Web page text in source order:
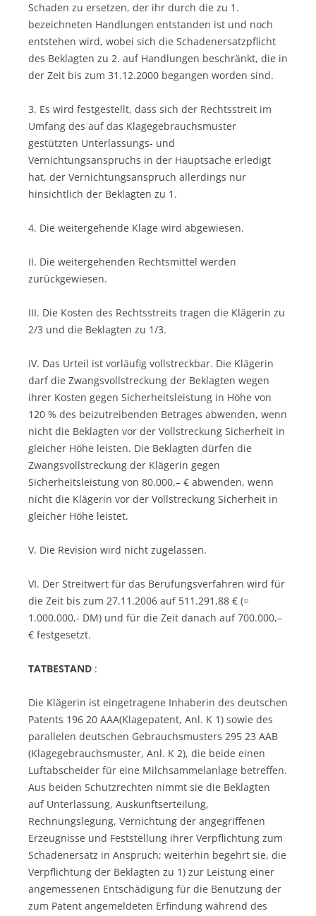
Schaden zu ersetzen, der ihr durch die zu 1.
bezeichneten Handlungen entstanden ist und noch
entstehen wird, wobei sich die Schadenersatzpflicht
des Beklagten zu 2. auf Handlungen beschränkt, die in
der Zeit bis zum 31.12.2000 begangen worden sind.
3. Es wird festgestellt, dass sich der Rechtsstreit im
Umfang des auf das Klagegebrauchsmuster
gestützten Unterlassungs- und
Vernichtungsanspruchs in der Hauptsache erledigt
hat, der Vernichtungsanspruch allerdings nur
hinsichtlich der Beklagten zu 1.
4. Die weitergehende Klage wird abgewiesen.
II. Die weitergehenden Rechtsmittel werden
zurückgewiesen.
III. Die Kosten des Rechtsstreits tragen die Klägerin zu
2/3 und die Beklagten zu 1/3.
IV. Das Urteil ist vorläufig vollstreckbar. Die Klägerin
darf die Zwangsvollstreckung der Beklagten wegen
ihrer Kosten gegen Sicherheitsleistung in Höhe von
120 % des beizutreibenden Betrages abwenden, wenn
nicht die Beklagten vor der Vollstreckung Sicherheit in
gleicher Höhe leisten. Die Beklagten dürfen die
Zwangsvollstreckung der Klägerin gegen
Sicherheitsleistung von 80.000,– € abwenden, wenn
nicht die Klägerin vor der Vollstreckung Sicherheit in
gleicher Höhe leistet.
V. Die Revision wird nicht zugelassen.
VI. Der Streitwert für das Berufungsverfahren wird für
die Zeit bis zum 27.11.2006 auf 511.291,88 € (=
1.000.000,- DM) und für die Zeit danach auf 700.000,–
€ festgesetzt.
TATBESTAND :
Die Klägerin ist eingetragene Inhaberin des deutschen
Patents 196 20 AAA(Klagepatent, Anl. K 1) sowie des
parallelen deutschen Gebrauchsmusters 295 23 AAB
(Klagegebrauchsmuster, Anl. K 2), die beide einen
Luftabscheider für eine Milchsammelanlage betreffen.
Aus beiden Schutzrechten nimmt sie die Beklagten
auf Unterlassung, Auskunftserteilung,
Rechnungslegung, Vernichtung der angegriffenen
Erzeugnisse und Feststellung ihrer Verpflichtung zum
Schadenersatz in Anspruch; weiterhin begehrt sie, die
Verpflichtung der Beklagten zu 1) zur Leistung einer
angemessenen Entschädigung für die Benutzung der
zum Patent angemeldeten Erfindung während des